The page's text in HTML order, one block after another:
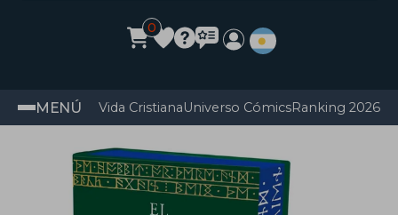
0
MENÚ Vida CristianaUniverso CómicsRanking 2026